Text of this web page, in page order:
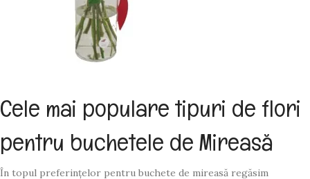
Cele mai populare tipuri de flori
pentru buchetele de Mireasă
În topul preferințelor pentru buchete de mireasă regăsim